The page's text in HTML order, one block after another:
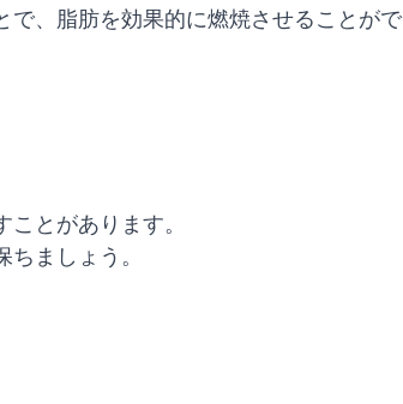
、脂肪を効果的に燃焼させることがで
とがあります。
ましょう。